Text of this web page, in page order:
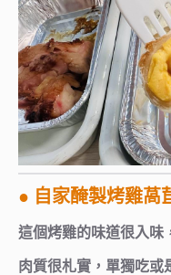
● 自家醃製烤雞萵
這個烤雞的味道很入味
肉質很札實，單獨吃或